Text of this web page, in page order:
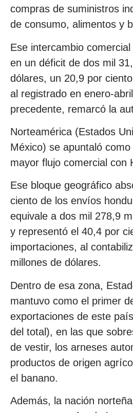
compras de suministros
de consumo, alimentos y
Ese intercambio
en un déficit de dos mil
dólares, un 20,9 por
al registrado en enero-
precedente, remarcó la
Norteamérica (Estados
México) se apuntaló como
mayor flujo comercial con
Ese bloque geográfico
ciento de los envíos
equivale a dos mil 278,9
y representó el 40,4 por
importaciones, al
millones de dólares.
Dentro de esa zona,
mantuvo como el primer
exportaciones de este
del total), en las que
de vestir, los arneses
productos de origen
el banano.
Además, la nación